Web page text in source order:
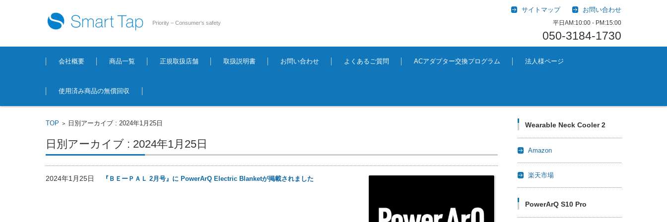
Priority – Consumer's safety
サイトマップ お問い合わせ
平日AM:10:00 - PM:15:00
050-3184-1730
コンテンツに移動
会社概要
商品一覧 正規取扱店舗 取扱説明書 お問い合わせ よくあるご質問 ACアダプター交換プログラム 法人様ページ
使用済み商品の無償回収
TOP > 日別アーカイブ : 2024年1月25日
日別アーカイブ : 2024年1月25日
2024年1月25日 『ＢＥーＰＡＬ 2月号』に PowerArQ Electric Blanketが掲載されました
Wearable Neck Cooler 2
Amazon
楽天市場
PowerArQ S10 Pro